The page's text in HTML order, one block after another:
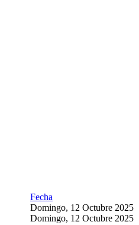
Fecha
Domingo, 12 Octubre 2025
Domingo, 12 Octubre 2025